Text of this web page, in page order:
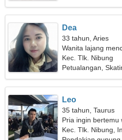
Dea
33 tahun, Aries
Wanita lajang
Kec. Tlk. Nibung
Petualangan,
Leo
35 tahun, Taurus
Pria ingin bertemu
Kec. Tlk. Nibung,